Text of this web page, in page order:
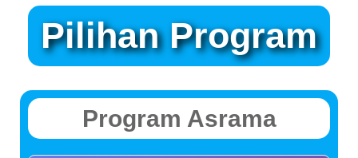
Pilihan Program
Program Asrama